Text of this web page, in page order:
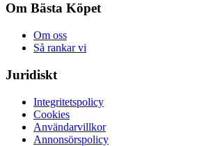
Om Bästa Köpet
Om oss
Så rankar vi
Juridiskt
Integritetspolicy
Cookies
Användarvillkor
Annonsörspolicy